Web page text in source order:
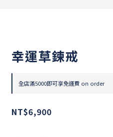
幸運草鍊戒
全店滿5000即可享免運費 on order
NT$6,900